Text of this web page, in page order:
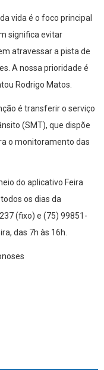
vida é o foco principal
significa evitar
atravessar a pista de
A nossa prioridade é
Rodrigo Matos.
é transferir o serviço
(SMT), que dispõe
o monitoramento das
do aplicativo Feira
os dias da
(fixo) e (75) 99851-
das 7h às 16h.